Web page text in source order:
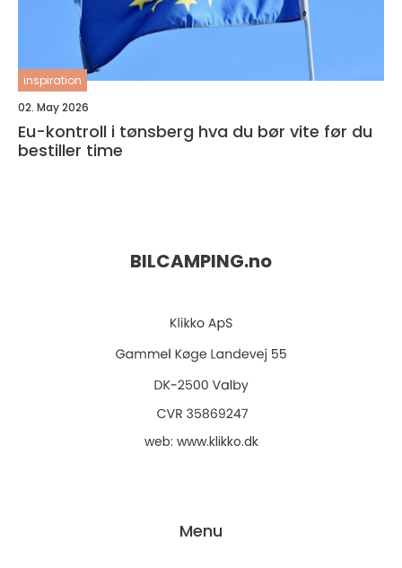
inspiration
02. May 2026
Eu-kontroll i tønsberg hva du bør vite før du
bestiller time
BILCAMPING.no
web: www.klikko.dk
Menu